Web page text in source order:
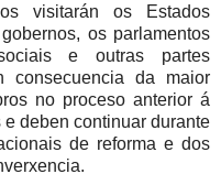
visitarán os Estados
os parlamentos
e outras partes
consecuencia da maior
no proceso anterior á
deben continuar durante
de reforma e dos